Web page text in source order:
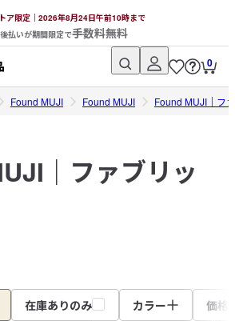
ア限定｜2026年8月24日午前10時まで
払いが期間限定で手数料無料
0
Found MUJI Found MUJI Found MUJI｜フ
｜ファブリッ
在庫ありのみ カラー 価格